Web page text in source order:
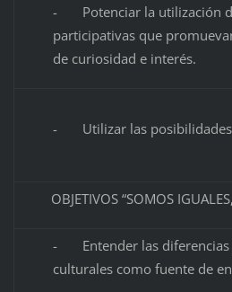
- Potenciar la utilización
participativas que
de curiosidad e interés.
- Utilizar las posibilidades
OBJETIVOS “SOMOS
- Entender las diferencias
culturales como fuente de